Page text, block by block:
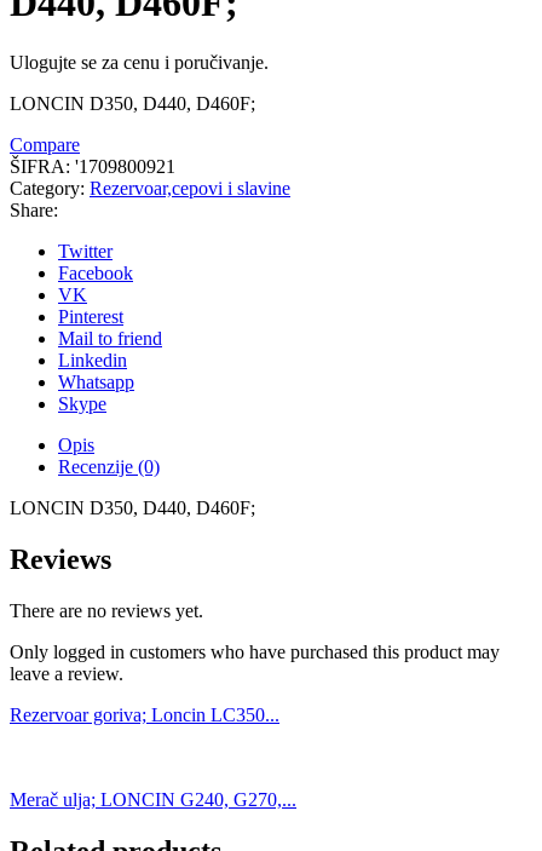
Ulogujte se za cenu i poručivanje.
LONCIN D350, D440, D460F;
Compare
ŠIFRA: '1709800921
Category: Rezervoar,cepovi i slavine
Share:
Twitter
Facebook
VK
Pinterest
Mail to friend
Linkedin
Whatsapp
Skype
Opis
Recenzije (0)
LONCIN D350, D440, D460F;
Reviews
There are no reviews yet.
Only logged in customers who have purchased this product may
leave a review.
Rezervoar goriva; Loncin LC350...
Merač ulja; LONCIN G240, G270,...